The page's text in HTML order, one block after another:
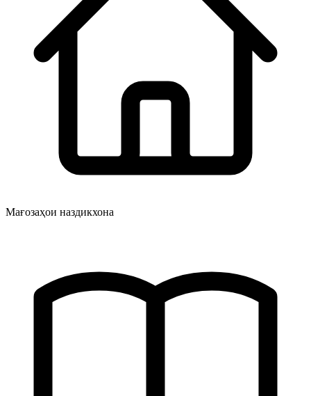
Мағозаҳои наздикхона